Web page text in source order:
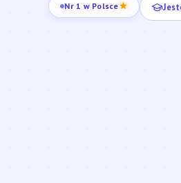
Nr 1 w Polsce